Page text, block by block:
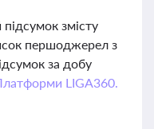
змісту
першоджерел з
за добу
LIGA360.